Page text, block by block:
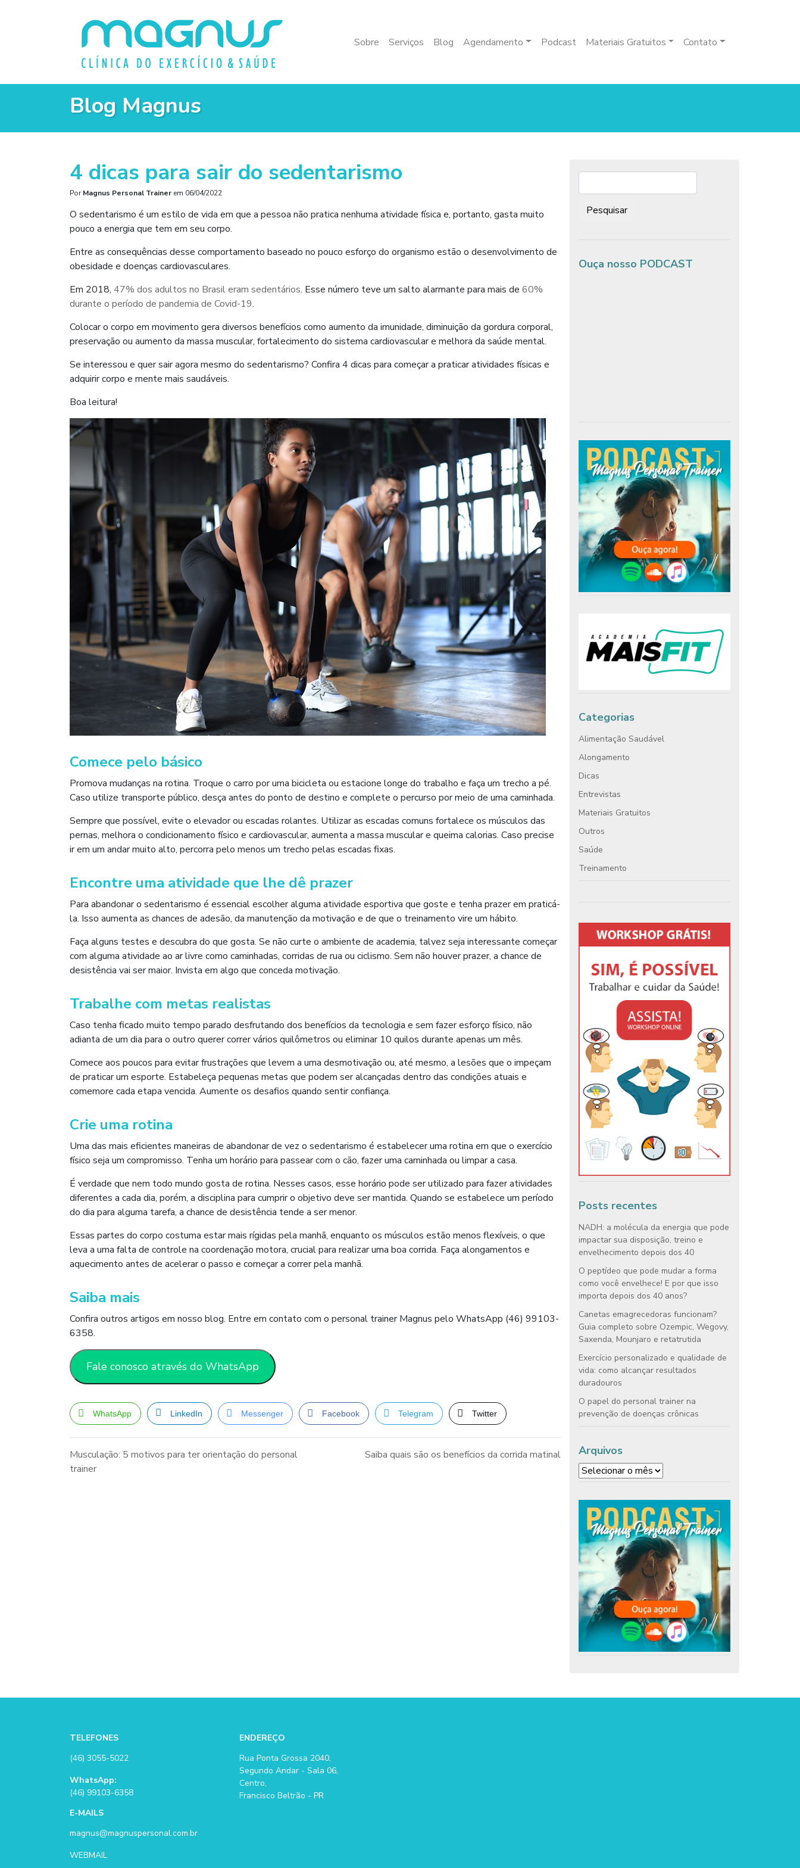
Sobre Serviços Blog Agendamento Podcast Materiais Gratuitos Contato
Blog Magnus
4 dicas para sair do sedentarismo
PorMagnus Personal Trainer em 06/04/2022
O sedentarismo é um estilo de vida em que a pessoa não pratica nenhuma atividade física e, portanto, gasta muito
pouco a energia que tem em seu corpo.
Entre as consequências desse comportamento baseado no pouco esforço do organismo estão o desenvolvimento de
obesidade e doenças cardiovasculares.
Em 2018, 47% dos adultos no Brasil eram sedentários. Esse número teve um salto alarmante para mais de 60%
durante o período de pandemia de Covid-19.
Colocar o corpo em movimento gera diversos benefícios como aumento da imunidade, diminuição da gordura corporal,
preservação ou aumento da massa muscular, fortalecimento do sistema cardiovascular e melhora da saúde mental.
Se interessou e quer sair agora mesmo do sedentarismo? Confira 4 dicas para começar a praticar atividades físicas e
adquirir corpo e mente mais saudáveis.
Boa leitura!
Comece pelo básico
Promova mudanças na rotina. Troque o carro por uma bicicleta ou estacione longe do trabalho e faça um trecho a pé.
Caso utilize transporte público, desça antes do ponto de destino e complete o percurso por meio de uma caminhada.
Sempre que possível, evite o elevador ou escadas rolantes. Utilizar as escadas comuns fortalece os músculos das
pernas, melhora o condicionamento físico e cardiovascular, aumenta a massa muscular e queima calorias. Caso precise
ir em um andar muito alto, percorra pelo menos um trecho pelas escadas fixas.
Encontre uma atividade que lhe dê prazer
Para abandonar o sedentarismo é essencial escolher alguma atividade esportiva que goste e tenha prazer em praticá-
la. Isso aumenta as chances de adesão, da manutenção da motivação e de que o treinamento vire um hábito.
Faça alguns testes e descubra do que gosta. Se não curte o ambiente de academia, talvez seja interessante começar
com alguma atividade ao ar livre como caminhadas, corridas de rua ou ciclismo. Sem não houver prazer, a chance de
desistência vai ser maior. Invista em algo que conceda motivação.
Trabalhe com metas realistas
Caso tenha ficado muito tempo parado desfrutando dos benefícios da tecnologia e sem fazer esforço físico, não
adianta de um dia para o outro querer correr vários quilômetros ou eliminar 10 quilos durante apenas um mês.
Comece aos poucos para evitar frustrações que levem a uma desmotivação ou, até mesmo, a lesões que o impeçam
de praticar um esporte. Estabeleça pequenas metas que podem ser alcançadas dentro das condições atuais e
comemore cada etapa vencida. Aumente os desafios quando sentir confiança.
Crie uma rotina
Uma das mais eficientes maneiras de abandonar de vez o sedentarismo é estabelecer uma rotina em que o exercício
físico seja um compromisso. Tenha um horário para passear com o cão, fazer uma caminhada ou limpar a casa.
É verdade que nem todo mundo gosta de rotina. Nesses casos, esse horário pode ser utilizado para fazer atividades
diferentes a cada dia, porém, a disciplina para cumprir o objetivo deve ser mantida. Quando se estabelece um período
do dia para alguma tarefa, a chance de desistência tende a ser menor.
Essas partes do corpo costuma estar mais rígidas pela manhã, enquanto os músculos estão menos flexíveis, o que
leva a uma falta de controle na coordenação motora, crucial para realizar uma boa corrida. Faça alongamentos e
aquecimento antes de acelerar o passo e começar a correr pela manhã.
Saiba mais
Confira outros artigos em nosso blog. Entre em contato com o personal trainer Magnus pelo WhatsApp (46) 99103-
6358.
Fale conosco através do WhatsApp
WhatsApp LinkedIn Messenger Facebook Telegram Twitter
Navegação
Musculação: 5 motivos para ter orientação do personal
trainer
Saiba quais são os benefícios da corrida matinal
Pesquisar:
Ouça nosso PODCAST
Categorias
Alimentação Saudável
Alongamento
Dicas
Entrevistas
Materiais Gratuitos
Outros
Saúde
Treinamento
Posts recentes
NADH: a molécula da energia que pode
impactar sua disposição, treino e
envelhecimento depois dos 40
O peptídeo que pode mudar a forma
como você envelhece! E por que isso
importa depois dos 40 anos?
Canetas emagrecedoras funcionam?
Guia completo sobre Ozempic, Wegovy,
Saxenda, Mounjaro e retatrutida
Exercício personalizado e qualidade de
vida: como alcançar resultados
duradouros
O papel do personal trainer na
prevenção de doenças crônicas
Arquivos
Arquivos
TELEFONES
(46) 3055-5022
WhatsApp:
(46) 99103-6358
E-MAILS
magnus@magnuspersonal.com.br
WEBMAIL
ENDEREÇO
Rua Ponta Grossa 2040,
Segundo Andar - Sala 06,
Centro,
Francisco Beltrão - PR